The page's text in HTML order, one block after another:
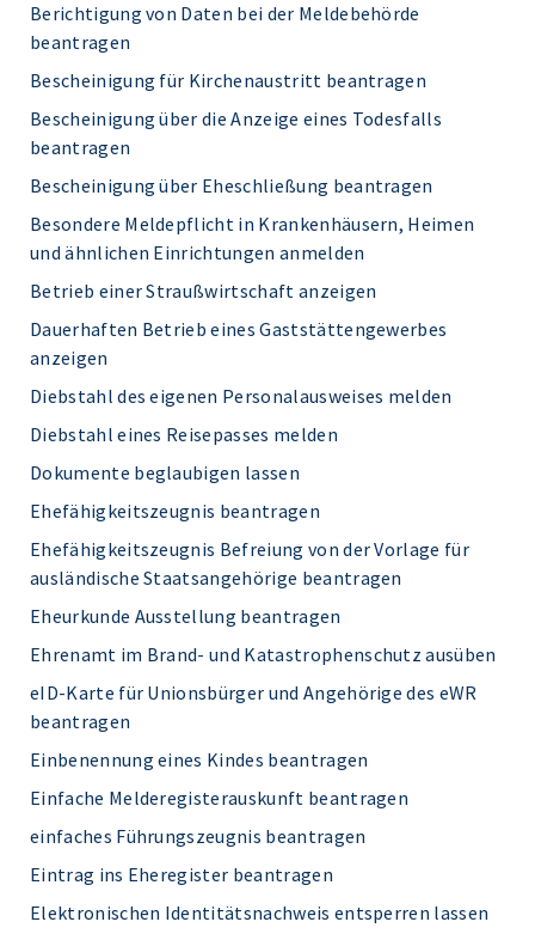
Berichtigung von Daten bei der Meldebehörde
beantragen
Bescheinigung für Kirchenaustritt beantragen
Bescheinigung über die Anzeige eines Todesfalls
beantragen
Bescheinigung über Eheschließung beantragen
Besondere Meldepflicht in Krankenhäusern, Heimen
und ähnlichen Einrichtungen anmelden
Betrieb einer Straußwirtschaft anzeigen
Dauerhaften Betrieb eines Gaststättengewerbes
anzeigen
Diebstahl des eigenen Personalausweises melden
Diebstahl eines Reisepasses melden
Dokumente beglaubigen lassen
Ehefähigkeitszeugnis beantragen
Ehefähigkeitszeugnis Befreiung von der Vorlage für
ausländische Staatsangehörige beantragen
Eheurkunde Ausstellung beantragen
Ehrenamt im Brand- und Katastrophenschutz ausüben
eID-Karte für Unionsbürger und Angehörige des eWR
beantragen
Einbenennung eines Kindes beantragen
Einfache Melderegisterauskunft beantragen
einfaches Führungszeugnis beantragen
Eintrag ins Eheregister beantragen
Elektronischen Identitätsnachweis entsperren lassen